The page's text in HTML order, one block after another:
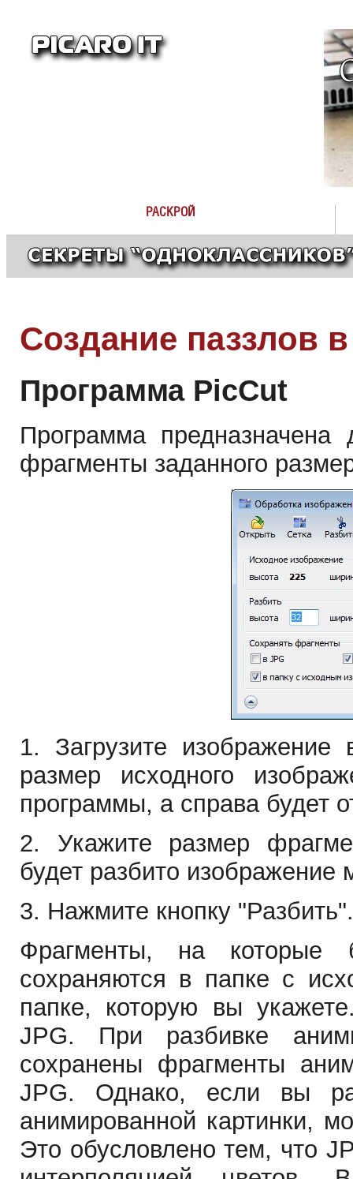
РАСКРОЙ
Создание паззлов
Программа PicCut
Программа
фрагменты заданного
1. Загрузите
размер исходного
программы, а справа будет
2. Укажите размер
будет разбито
3. Нажмите кнопку "Разбить".
Фрагменты, на которые
сохраняются в папке с
папке, которую вы
JPG. При разбивке
сохранены фрагменты
JPG. Однако, если вы
анимированной картинки,
Это обусловлено тем, что